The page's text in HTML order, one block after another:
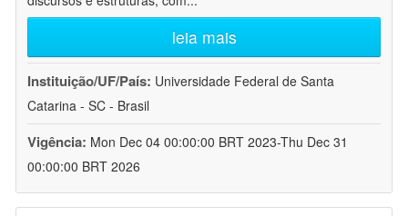
leia mais
Instituição/UF/País: Universidade Federal de Santa
Catarina - SC - Brasil
Vigência: Mon Dec 04 00:00:00 BRT 2023-Thu Dec 31
00:00:00 BRT 2026